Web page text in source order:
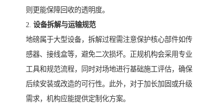
则更能保障回收的透明度。
2. 设备拆解与运输规范
地磅属于大型设备，拆解过程需注意保护核心部件如传
感器、接线盒等，避免二次损坏。正规机构会采用专业
工具和规范流程，同时对场地进行基础施工评估，确保
后续安装或改造的可行性。此外，对于加长加固或升级
需求，机构应能提供定制化方案。